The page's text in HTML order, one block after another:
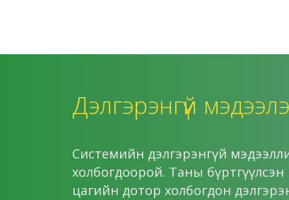
Дэлгэрэнгүй
Системийн дэлгэрэнгүй
холбогдоорой. Таны
цагийн дотор холбогдон